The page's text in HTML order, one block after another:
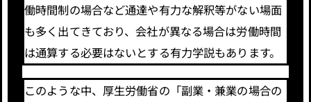
働時間制の場合など通達や有力な解釈等がない場面
も多く出てきており、会社が異なる場合は労働時間
は通算する必要はないとする有力学説もあります。
このような中、厚生労働省の「副業・兼業の場合の